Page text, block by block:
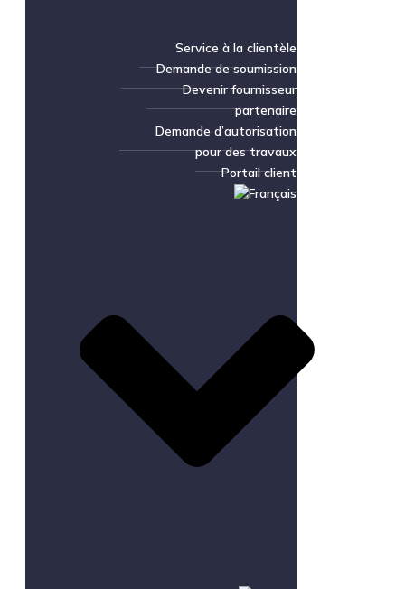
Service à la clientèle
Demande de soumission
Devenir fournisseur
partenaire
Demande d’autorisation
pour des travaux
Portail client